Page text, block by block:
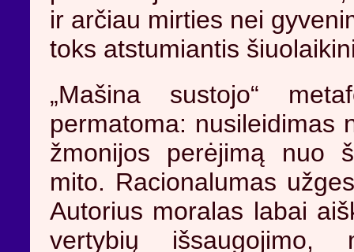
ir arčiau mirties nei
toks atstumiantis
„Mašina sustojo“
permatoma: nusileidimas
žmonijos perėjimą nuo
mito. Racionalumas
Autorius moralas labai
vertybių